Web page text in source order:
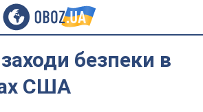
безпеки в
США